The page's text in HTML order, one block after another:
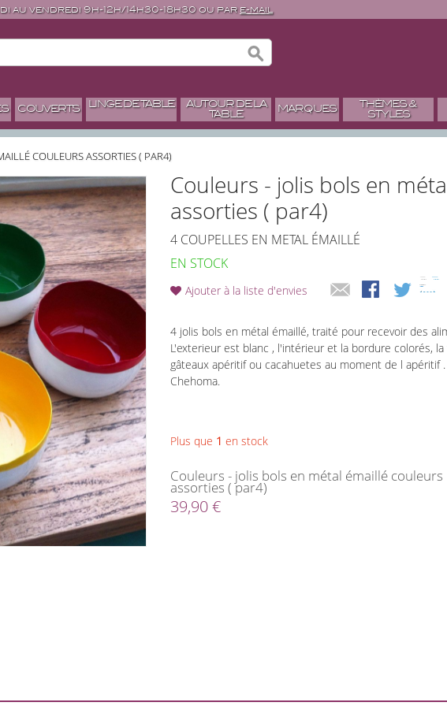
au vendredi 9h-12h/14h30-18h30 ou par e-mail
COUVERTS LINGE DE TABLE
AUTOUR DE LA
TABLE
MARQUES
THÈMES &
STYLES
COULEURS ASSORTIES ( PAR4)
Couleurs - jolis bols en
assorties ( par4)
4 COUPELLES EN METAL ÉMAILLÉ
EN STOCK
Ajouter à la liste d'envies
4 jolis bols en métal émaillé, traité pour recevoir des
L'exterieur est blanc , l'intérieur et la bordure colorés,
gâteaux apéritif ou cacahuetes au moment de l
Chehoma.
Plus que 1 en stock
Couleurs - jolis bols en métal émaillé couleurs
assorties ( par4)
39,90 €